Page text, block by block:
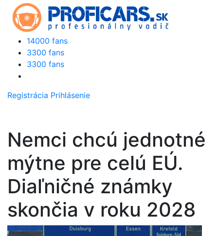
14000 fans
3300 fans
3300 fans
Registrácia Prihlásenie
Nemci chcú jednotné
mýtne pre celú EÚ.
Diaľničné známky
skončia v roku 2028